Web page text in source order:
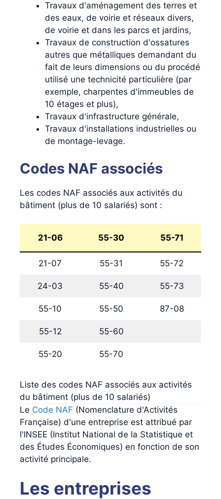
Travaux d'aménagement des terres et
des eaux, de voirie et réseaux divers,
de voirie et dans les parcs et jardins,
Travaux de construction d'ossatures
autres que métalliques demandant du
fait de leurs dimensions ou du procédé
utilisé une technicité particulière (par
exemple, charpentes d'immeubles de
10 étages et plus),
Travaux d'infrastructure générale,
Travaux d'installations industrielles ou
de montage-levage.
Codes NAF associés
Les codes NAF associés aux activités du
bâtiment (plus de 10 salariés) sont :
21-06 55-30 55-71
21-07 55-31 55-72
24-03 55-40 55-73
55-10 55-50 87-08
55-12 55-60
55-20 55-70
Liste des codes NAF associés aux activités
du bâtiment (plus de 10 salariés)
Le Code NAF (Nomenclature d'Activités
Française) d'une entreprise est attribué par
l'INSEE (Institut National de la Statistique et
des Études Économiques) en fonction de son
activité principale.
Les entreprises